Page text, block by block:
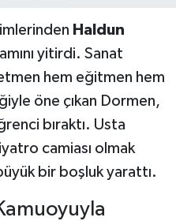
Haldun
yitirdi. Sanat
hem eğitmen hem
öne çıkan Dormen,
bıraktı. Usta
camiası olmak
bir boşluk yarattı.